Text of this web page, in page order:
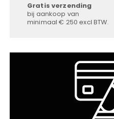
Gratis verzending
bij aankoop van
minimaal € 250 excl BTW.